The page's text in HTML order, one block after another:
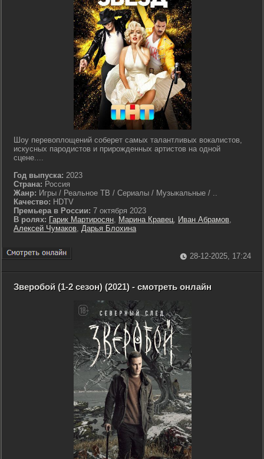
Шоу перевоплощений соберет самых талантливых вокалистов,
искусных пародистов и прирожденных артистов на одной
сцене....
Год выпуска: 2023
Страна: Россия
Жанр: Игры / Реальное ТВ / Сериалы / Музыкальные / ..
Качество: HDTV
Премьера в России: 7 октября 2023
В ролях: Гарик Мартиросян, Марина Кравец, Иван Абрамов,
Алексей Чумаков, Дарья Блохина
28-12-2025, 17:24
Зверобой (1-2 сезон) (2021) - смотреть онлайн